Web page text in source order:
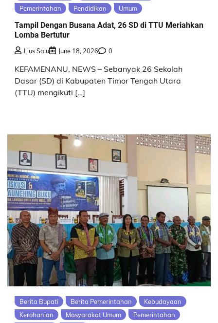
Pemerintahan
Pendidikan Umum
Tampil Dengan Busana Adat, 26 SD di TTU Meriahkan
Lomba Bertutur
Lius Salu June 18, 2026 0
KEFAMENANU, NEWS – Sebanyak 26 Sekolah
Dasar (SD) di Kabupaten Timor Tengah Utara
(TTU) mengikuti […]
Berita Bupati Berita Pemerintahan
Kebudayaan
Kerohanian
Masyarakat Umum
Pemerintahan